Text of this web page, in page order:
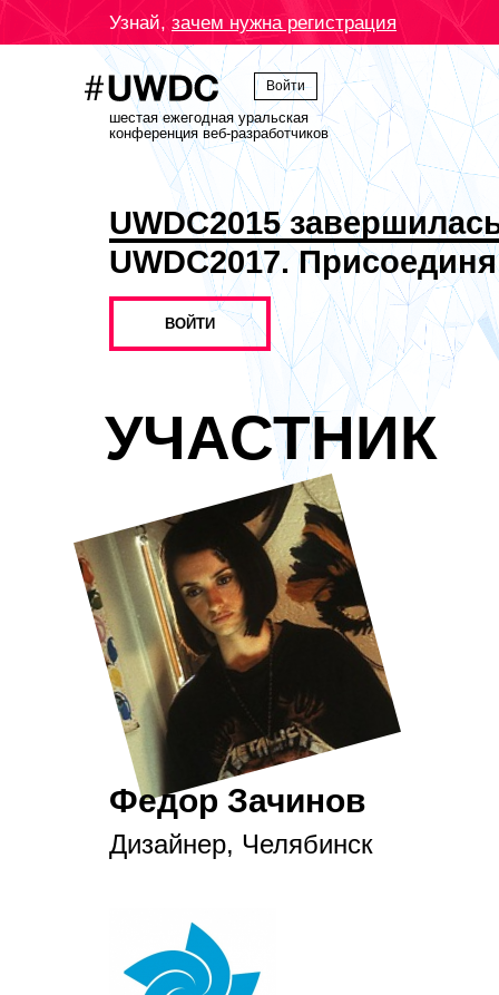
Узнай, зачем нужна регистрация
Войти
шестая ежегодная уральская
конференция веб-разработчиков
UWDC2015
UWDC2017.
ВОЙТИ
УЧАСТНИК
Федор Зачинов
Дизайнер, Челябинск